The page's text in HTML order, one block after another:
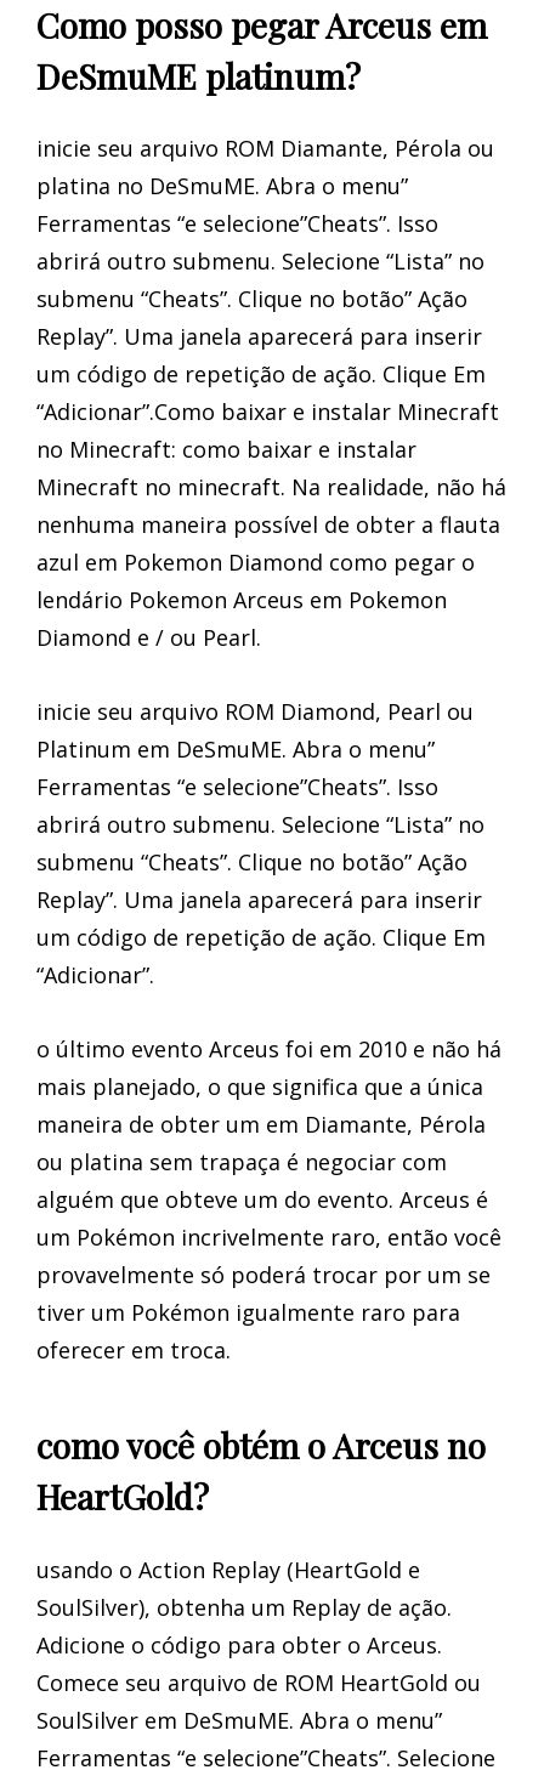
Como posso pegar Arceus em
DeSmuME platinum?
inicie seu arquivo ROM Diamante, Pérola ou
platina no DeSmuME. Abra o menu”
Ferramentas “e selecione”Cheats”. Isso
abrirá outro submenu. Selecione “Lista” no
submenu “Cheats”. Clique no botão” Ação
Replay”. Uma janela aparecerá para inserir
um código de repetição de ação. Clique Em
“Adicionar”.Como baixar e instalar Minecraft
no Minecraft: como baixar e instalar
Minecraft no minecraft. Na realidade, não há
nenhuma maneira possível de obter a flauta
azul em Pokemon Diamond como pegar o
lendário Pokemon Arceus em Pokemon
Diamond e / ou Pearl.
inicie seu arquivo ROM Diamond, Pearl ou
Platinum em DeSmuME. Abra o menu”
Ferramentas “e selecione”Cheats”. Isso
abrirá outro submenu. Selecione “Lista” no
submenu “Cheats”. Clique no botão” Ação
Replay”. Uma janela aparecerá para inserir
um código de repetição de ação. Clique Em
“Adicionar”.
o último evento Arceus foi em 2010 e não há
mais planejado, o que significa que a única
maneira de obter um em Diamante, Pérola
ou platina sem trapaça é negociar com
alguém que obteve um do evento. Arceus é
um Pokémon incrivelmente raro, então você
provavelmente só poderá trocar por um se
tiver um Pokémon igualmente raro para
oferecer em troca.
como você obtém o Arceus no
HeartGold?
usando o Action Replay (HeartGold e
SoulSilver), obtenha um Replay de ação.
Adicione o código para obter o Arceus.
Comece seu arquivo de ROM HeartGold ou
SoulSilver em DeSmuME. Abra o menu”
Ferramentas “e selecione”Cheats”. Selecione